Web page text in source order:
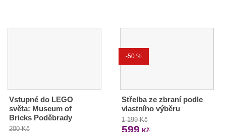
Vstupné do LEGO
světa: Museum of
Bricks Poděbrady
200 Kč
-50 %
Střelba ze zbraní podle
vlastního výběru
1 199 Kč
599